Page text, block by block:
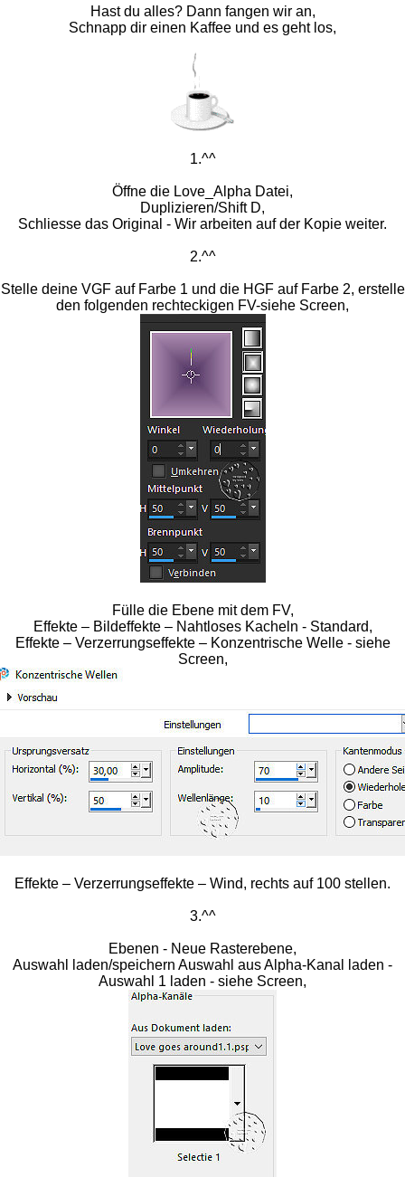
Hast du alles? Dann fangen wir an,
Schnapp dir einen Kaffee und es geht los,
1.^^
Öffne die Love_Alpha Datei,
Duplizieren/Shift D,
Schliesse das Original - Wir arbeiten auf der Kopie weiter.
2.^^
Stelle deine VGF auf Farbe 1 und die HGF auf Farbe 2, erstelle
den folgenden rechteckigen FV-siehe Screen,
Fülle die Ebene mit dem FV,
Effekte – Bildeffekte – Nahtloses Kacheln - Standard,
Effekte – Verzerrungseffekte – Konzentrische Welle - siehe
Screen,
Effekte – Verzerrungseffekte – Wind, rechts auf 100 stellen.
3.^^
Ebenen - Neue Rasterebene,
Auswahl laden/speichern Auswahl aus Alpha-Kanal laden -
Auswahl 1 laden - siehe Screen,